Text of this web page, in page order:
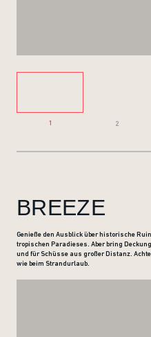
1 2
BREEZE
Genieße den Ausblick über historische
tropischen Paradieses. Aber bring
und für Schüsse aus großer Distanz.
wie beim Strandurlaub.